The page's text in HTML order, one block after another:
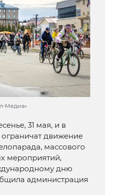
Медиа»
31 мая, и в
движение
массового
мероприятий,
дню
администрация